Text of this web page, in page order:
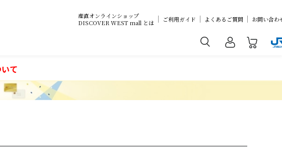
産直オンラインショップ
DISCOVER WEST mall とは
ご利用ガイド よくあるご質問 お問い合わ
て